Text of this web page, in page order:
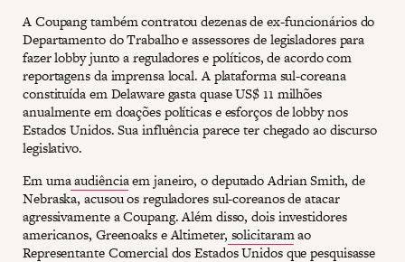
A Coupang também contratou dezenas de ex-funcionários do
Departamento do Trabalho e assessores de legisladores para
fazer lobby junto a reguladores e políticos, de acordo com
reportagens da imprensa local. A plataforma sul-coreana
constituída em Delaware gasta quase US$ 11 milhões
anualmente em doações políticas e esforços de lobby nos
Estados Unidos. Sua influência parece ter chegado ao discurso
legislativo.
Em umaaudiênciaem janeiro, o deputado Adrian Smith, de
Nebraska, acusou os reguladores sul-coreanos de atacar
agressivamente a Coupang. Além disso, dois investidores
americanos, Greenoaks e Altimeter, solicitaramao
Representante Comercial dos Estados Unidos que pesquisasse